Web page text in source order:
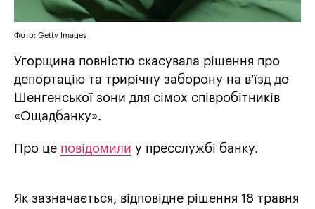
Фото: Getty Images
Угорщина повністю скасувала рішення про
депортацію та трирічну заборону на в’їзд до
Шенгенської зони для сімох співробітників
«Ощадбанку».
Про це повідомили у пресслужбі банку.
Як зазначається, відповідне рішення 18 травня